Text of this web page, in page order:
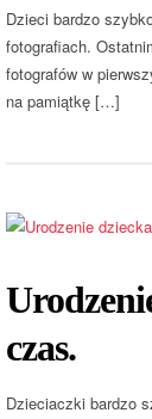
Dzieci bardzo
fotografiach.
fotografów w
na pamiątkę […]
czas.
Dzieciaczki bardzo